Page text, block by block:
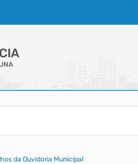
da Ouvidoria Municipal